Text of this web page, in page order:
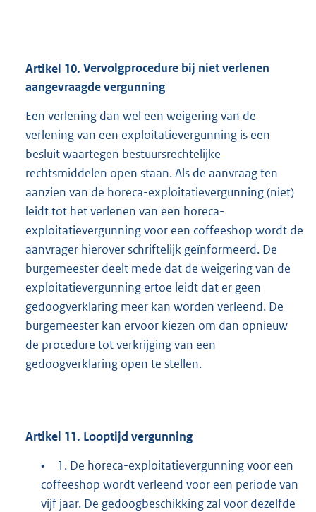
Artikel 10. Vervolgprocedure bij niet verlenen
aangevraagde vergunning
Een verlening dan wel een weigering van de
verlening van een exploitatievergunning is een
besluit waartegen bestuursrechtelijke
rechtsmiddelen open staan. Als de aanvraag ten
aanzien van de horeca-exploitatievergunning (niet)
leidt tot het verlenen van een horeca-
exploitatievergunning voor een coffeeshop wordt de
aanvrager hierover schriftelijk geïnformeerd. De
burgemeester deelt mede dat de weigering van de
exploitatievergunning ertoe leidt dat er geen
gedoogverklaring meer kan worden verleend. De
burgemeester kan ervoor kiezen om dan opnieuw
de procedure tot verkrijging van een
gedoogverklaring open te stellen.
Artikel 11. Looptijd vergunning
•
1. De horeca-exploitatievergunning voor een
coffeeshop wordt verleend voor een periode van
vijf jaar. De gedoogbeschikking zal voor dezelfde